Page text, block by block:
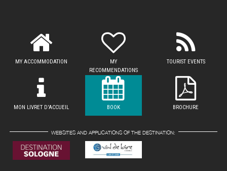
MY ACCOMMODATION
MY
RECOMMENDATIONS
TOURIST EVENTS
MON LIVRET D'ACCUEIL BOOK BROCHURE
WEBSITES AND APPLICATIONS OF THE DESTINATION: